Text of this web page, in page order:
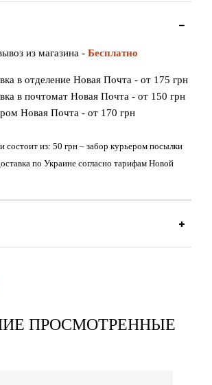
из магазина - Бесплатно
в отделение Новая Почта - от 175 грн
в почтомат Новая Почта - от 150 грн
Новая Почта - от 170 грн
состоит из: 50 грн – забор курьером посылки
по Украине согласно тарифам Новой
ПРОСМОТРЕННЫЕ